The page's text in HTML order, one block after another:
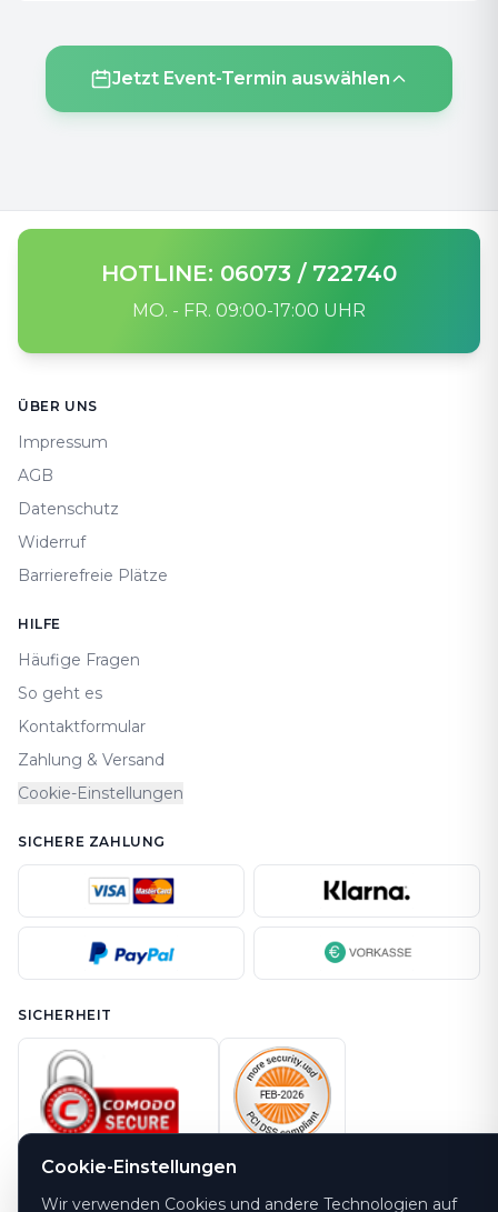
Jetzt Event-Termin auswählen
HOTLINE: 06073 / 722740
MO. - FR. 09:00-17:00 UHR
ÜBER UNS
Impressum
AGB
Datenschutz
Widerruf
Barrierefreie Plätze
HILFE
Häufige Fragen
So geht es
Kontaktformular
Zahlung & Versand
Cookie-Einstellungen
SICHERE ZAHLUNG
SICHERHEIT
Cookie-Einstellungen
Wir verwenden Cookies und andere Technologien auf